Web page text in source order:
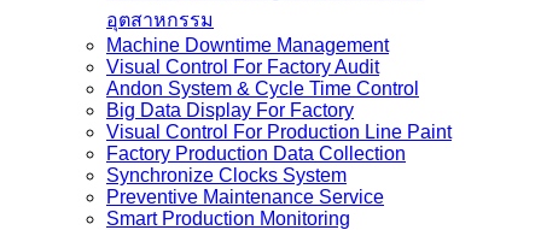
อุตสาหกรรม
Machine Downtime Management
Visual Control For Factory Audit
Andon System & Cycle Time Control
Big Data Display For Factory
Visual Control For Production Line Paint
Factory Production Data Collection
Synchronize Clocks System
Preventive Maintenance Service
Smart Production Monitoring